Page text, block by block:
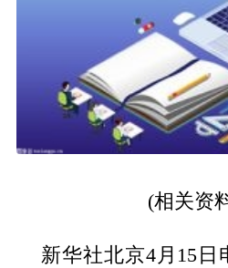
(相关资
新华社北京4月15